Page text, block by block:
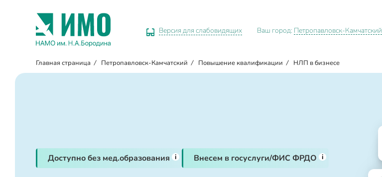
Версия для слабовидящих Ваш город: Петропавловск-Камчатский
Главная страница / Петропавловск-Камчатский / Повышение квалификации / НЛП в бизнесе
Доступно без мед.образования i Внесем в госуслуги/ФИС ФРДО i